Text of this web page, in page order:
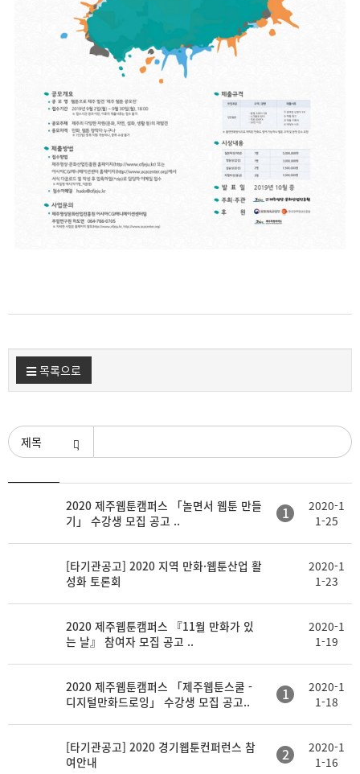
목록으로
검색조건
2020 제주웹툰캠퍼스 「놀면서 웹툰 만들
기」 수강생 모집 공고 ..
1
2020-1
1-25
[타기관공고] 2020 지역 만화·웹툰산업 활
성화 토론회
2020-1
1-23
2020 제주웹툰캠퍼스 『11월 만화가 있
는 날』 참여자 모집 공고 ..
2020-1
1-19
2020 제주웹툰캠퍼스 「제주웹툰스쿨 -
디지털만화드로잉」 수강생 모집 공고..
1
2020-1
1-18
[타기관공고] 2020 경기웹툰컨퍼런스 참
여안내
2
2020-1
1-16